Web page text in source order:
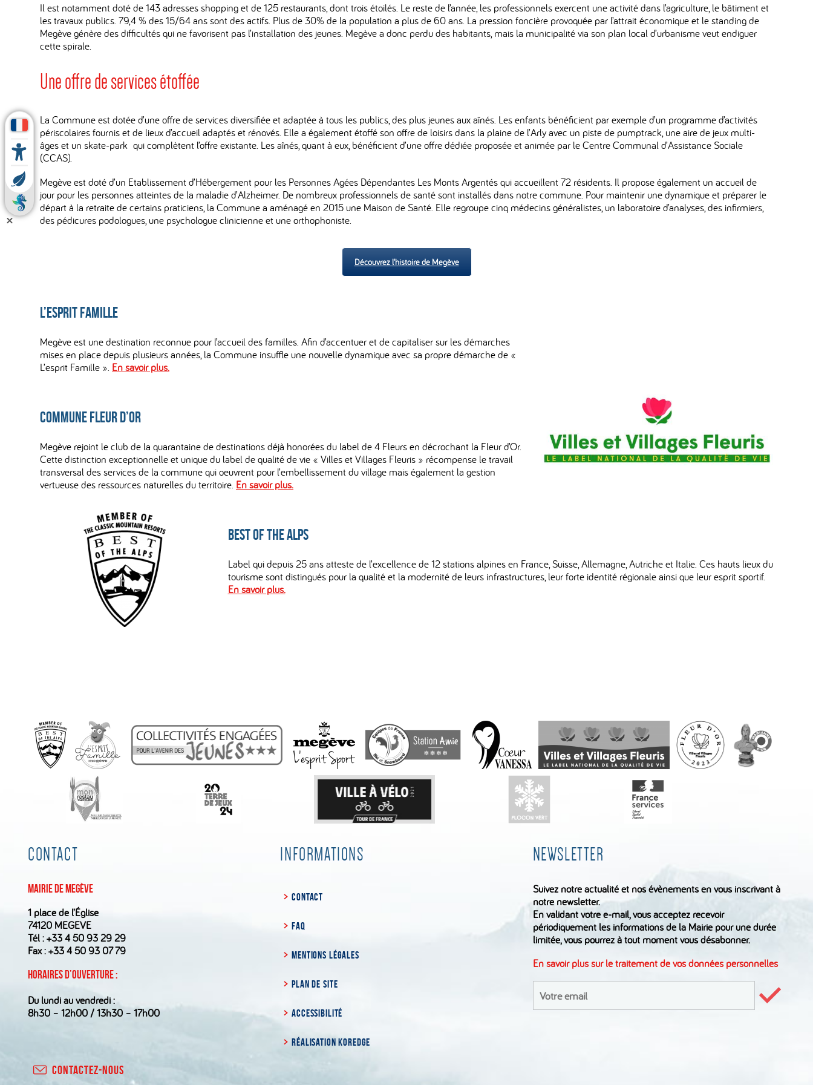
Il est notamment doté de 143 adresses shopping et de 125 restaurants, dont trois étoilés. Le reste de l’année, les professionnels exercent une activité dans l’agriculture, le bâtiment et
les travaux publics. 79,4 % des 15/64 ans sont des actifs. Plus de 30% de la population a plus de 60 ans. La pression foncière provoquée par l’attrait économique et le standing de
Megève génère des difficultés qui ne favorisent pas l’installation des jeunes. Megève a donc perdu des habitants, mais la municipalité via son plan local d’urbanisme veut endiguer
cette spirale.
Une offre de services étoffée
La Commune est dotée d’une offre de services diversifiée et adaptée à tous les publics, des plus jeunes aux aînés. Les enfants bénéficient par exemple d’un programme d’activités
périscolaires fournis et de lieux d’accueil adaptés et rénovés. Elle a également étoffé son offre de loisirs dans la plaine de l’Arly avec un piste de pumptrack, une aire de jeux multi-
âges et un skate-park qui complètent l’offre existante. Les aînés, quant à eux, bénéficient d’une offre dédiée proposée et animée par le Centre Communal d’Assistance Sociale
(CCAS).
Megève est doté d’un Etablissement d’Hébergement pour les Personnes Agées Dépendantes Les Monts Argentés qui accueillent 72 résidents. Il propose également un accueil de
jour pour les personnes atteintes de la maladie d’Alzheimer. De nombreux professionnels de santé sont installés dans notre commune. Pour maintenir une dynamique et préparer le
départ à la retraite de certains praticiens, la Commune a aménagé en 2015 une Maison de Santé. Elle regroupe cinq médecins généralistes, un laboratoire d’analyses, des infirmiers,
des pédicures podologues, une psychologue clinicienne et une orthophoniste.
Découvrez l'histoire de Megève
L’esprit famille
Megève est une destination reconnue pour l’accueil des familles. Afin d’accentuer et de capitaliser sur les démarches
mises en place depuis plusieurs années, la Commune insuffle une nouvelle dynamique avec sa propre démarche de «
L’esprit Famille ». En savoir plus.
Commune Fleur d’Or
Megève rejoint le club de la quarantaine de destinations déjà honorées du label de 4 Fleurs en décrochant la Fleur d’Or.
Cette distinction exceptionnelle et unique du label de qualité de vie « Villes et Villages Fleuris » récompense le travail
transversal des services de la commune qui oeuvrent pour l’embellissement du village mais également la gestion
vertueuse des ressources naturelles du territoire. En savoir plus.
Best of the Alps
Label qui depuis 25 ans atteste de l’excellence de 12 stations alpines en France, Suisse, Allemagne, Autriche et Italie. Ces hauts lieux du
tourisme sont distingués pour la qualité et la modernité de leurs infrastructures, leur forte identité régionale ainsi que leur esprit sportif.
En savoir plus.
CONTACT
Mairie de Megève
1 place de l’Église
74120 MEGEVE
Tél :+33 4 50 93 29 29
Fax : +33 4 50 93 07 79
Horaires d’ouverture :
Du lundi au vendredi :
8h30 – 12h00 / 13h30 – 17h00
CONTACTEZ-NOUS
INFORMATIONS
CONTACT
FAQ
MENTIONS LÉGALES
PLAN DE SITE
ACCESSIBILITÉ
RÉALISATION KOREDGE
NEWSLETTER
Suivez notre actualité et nos évènements en vous inscrivant à
notre newsletter.
En validant votre e-mail, vous acceptez recevoir
périodiquement les informations de la Mairie pour une durée
limitée, vous pourrez à tout moment vous désabonner.
En savoir plus sur le traitement de vos données personnelles
la
Valider